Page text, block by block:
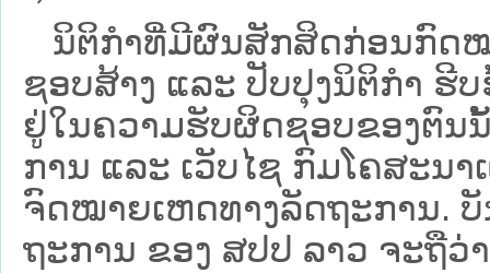
ນິ​ຕິ​ກຳ​ທີ່​ມີ​ຜົນ​ສັກ​ສິດ​ກ່ອນ​ກົດ​ໝ
ຊອບ​ສ້າງ ແລະ ປັບ​ປຸງນິ​ຕິ​ກຳ ຮີ
ຢູ່ໃນຄວາມຮັບຜິດຊອບຂອງຕົນ
ການ ແລະ ເວັບໄຊ​ ກົມໂຄສະນ
ຈົດໝາຍເຫດທາງລັດຖະການ.
ຖະ​ການ ຂອງ ສປ​ປ ລາວ ​ຈະຖື​